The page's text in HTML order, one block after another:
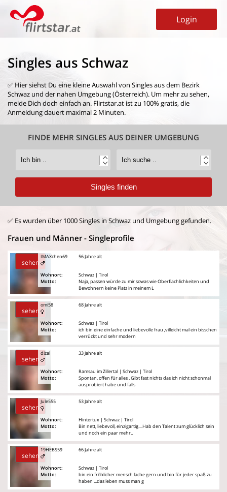
Login
Singles aus Schwaz
✅ Hier siehst Du eine kleine Auswahl von Singles aus dem Bezirk
Schwaz und der nahen Umgebung (Österreich). Um mehr zu sehen,
melde Dich doch einfach an. Flirtstar.at ist zu 100% gratis, die
Anmeldung dauert maximal 2 Minuten.
FINDE MEHR SINGLES AUS DEINER UMGEBUNG
✅ Es wurden über 1000 Singles in Schwaz und Umgebung gefunden.
Frauen und Männer - Singleprofile
sehen
IMAXchen69
Wohnort:
Motto:
56 Jahre alt
Schwaz | Tirol
Naja, passen würde zu mir sowas wie Oberflächlichkeiten und
Bewohnern keine Platz in meinem L
sehen
omi58
Wohnort:
Motto:
68 Jahre alt
Schwaz | Tirol
ich bin eine einfache und liebevolle frau ,villeicht mal ein bisschen
verrückt und sehr modern
sehen
dizal
Wohnort:
Motto:
33 Jahre alt
Ramsau im Zillertal | Schwaz | Tirol
Spontan, offen für alles . Gibt fast nichts das ich nicht schonmal
ausprobiert habe und falls
sehen
Jule555
Wohnort:
Motto:
53 Jahre alt
Hintertux | Schwaz | Tirol
Bin nett, liebevoll, einzigartig....Hab den Talent zum glücklich sein
und noch ein paar mehr..
sehen
19HEBS59
Wohnort:
Motto:
66 Jahre alt
Schwaz | Tirol
bin ein fröhlicher mensch lache gern und bin für jeder spaß zu
haben ...das leben muss man g